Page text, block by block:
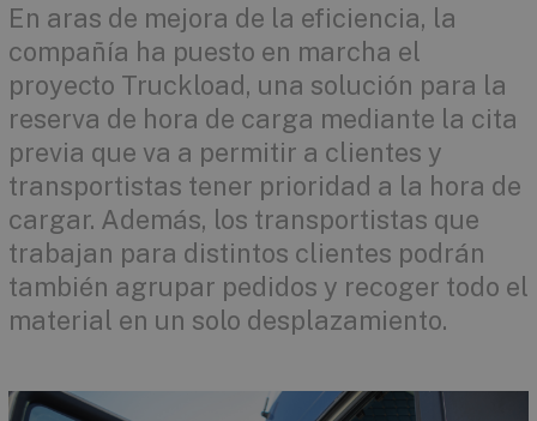
En aras de mejora de la eficiencia, la
compañía ha puesto en marcha el
proyecto Truckload, una solución para la
reserva de hora de carga mediante la cita
previa que va a permitir a clientes y
transpor­tistas tener prioridad a la hora de
cargar. Además, los transportistas que
trabajan para distintos clientes podrán
también agrupar pedidos y recoger todo el
material en un solo desplazamiento.